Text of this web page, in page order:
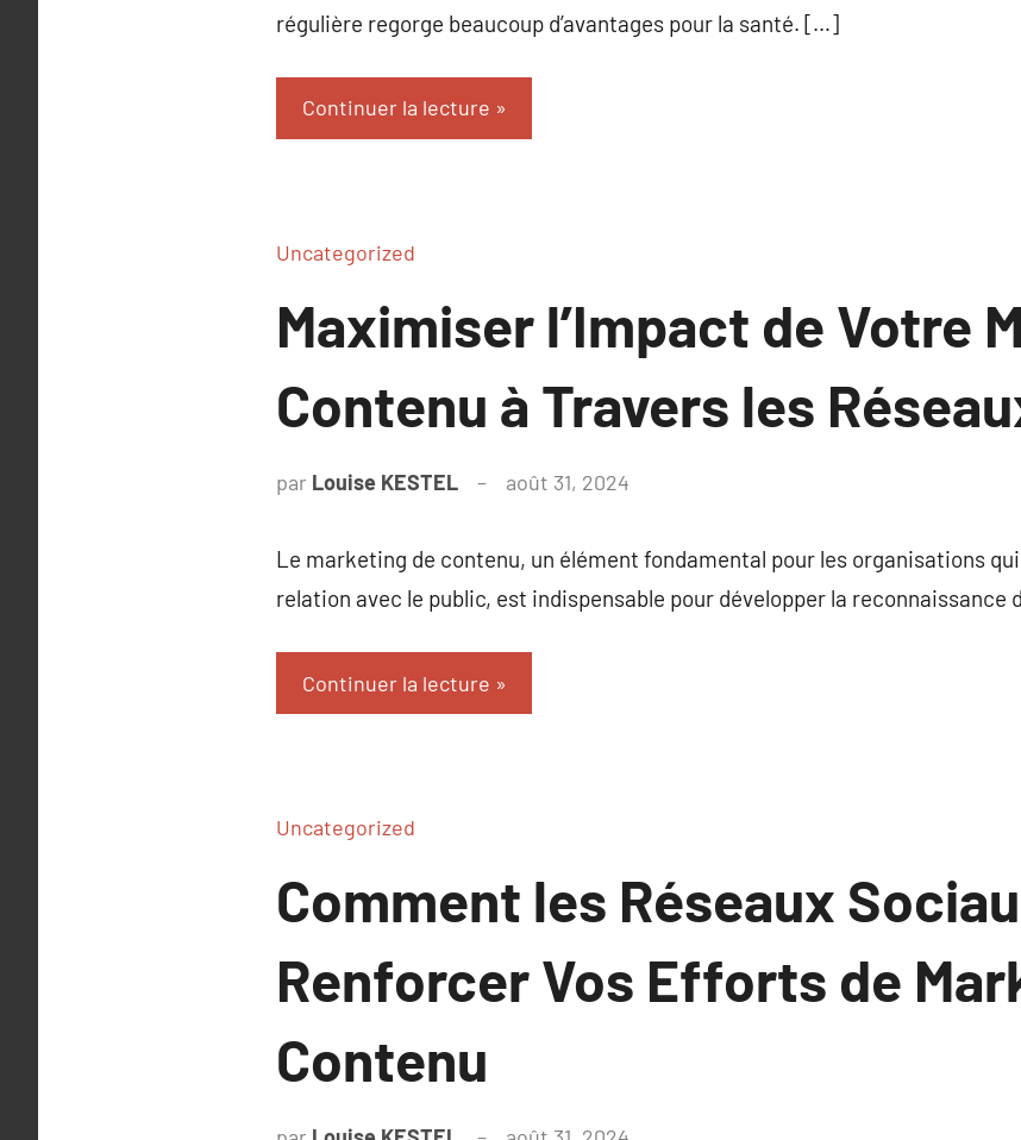
régulière regorge beaucoup d’avantages pour la santé. […]
Continuer la lecture
Uncategorized
Maximiser l’Impact de Votre
Contenu à Travers les
par Louise KESTEL août 31, 2024
Le marketing de contenu, un élément fondamental pour les organisations
relation avec le public, est indispensable pour développer la reconnaissance
Continuer la lecture
Uncategorized
Comment les Réseaux
Renforcer Vos Efforts de
Contenu